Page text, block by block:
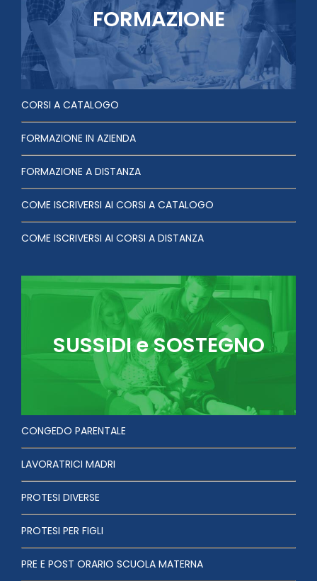
FORMAZIONE
CORSI A CATALOGO
FORMAZIONE IN AZIENDA
FORMAZIONE A DISTANZA
COME ISCRIVERSI AI CORSI A CATALOGO
COME ISCRIVERSI AI CORSI A DISTANZA
SUSSIDI e SOSTEGNO
CONGEDO PARENTALE
LAVORATRICI MADRI
PROTESI DIVERSE
PROTESI PER FIGLI
PRE E POST ORARIO SCUOLA MATERNA